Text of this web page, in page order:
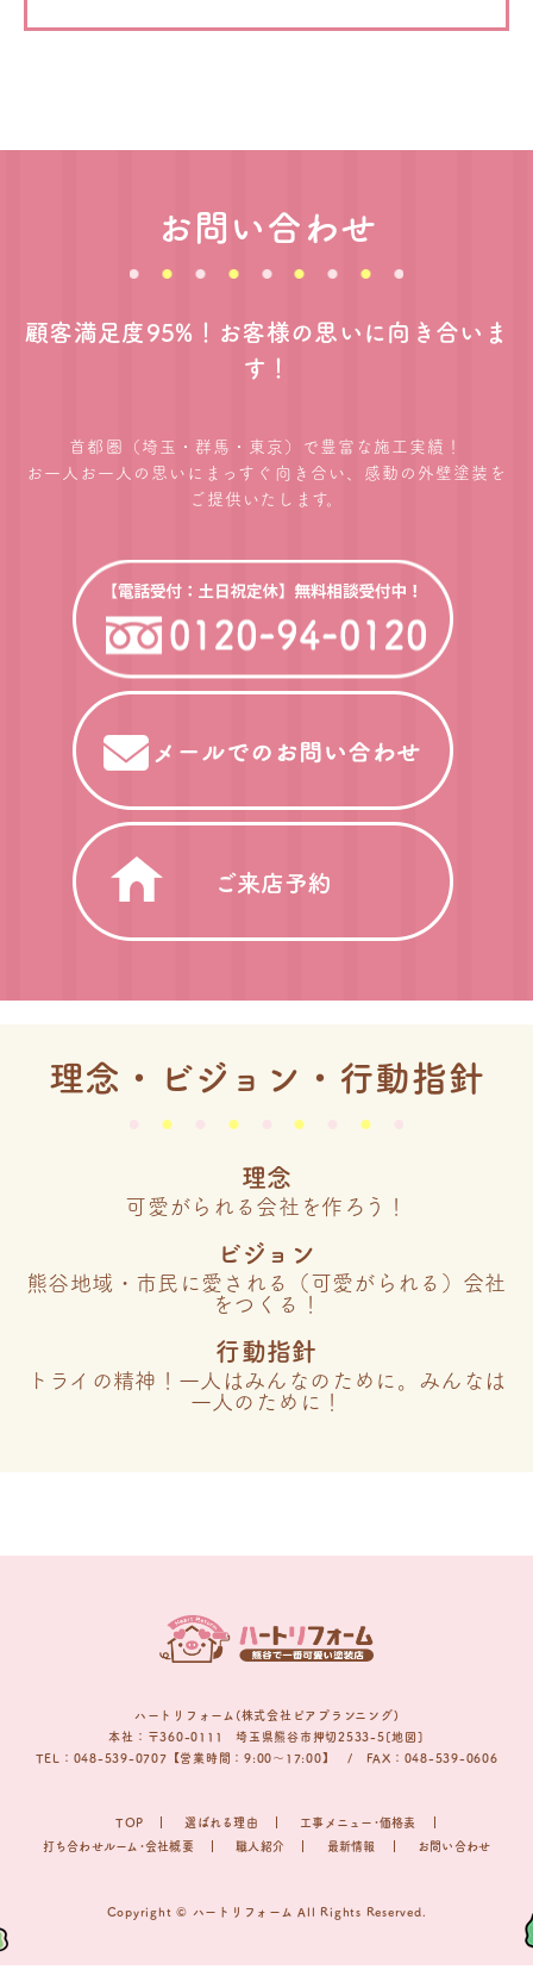
お問い合わせ
顧客満足度95%！お客様の思いに向き合いま
す！
首都圏（埼玉・群馬・東京）で豊富な施工実績！
お一人お一人の思いにまっすぐ向き合い、感動の外壁塗装を
ご提供いたします。
理念・ビジョン・行動指針
理念
可愛がられる会社を作ろう！
ビジョン
熊谷地域・市民に愛される（可愛がられる）会社
をつくる！
行動指針
トライの精神！一人はみんなのために。みんなは
一人のために！
ハートリフォーム(株式会社ピアプランニング)
本社：〒360-0111 埼玉県熊谷市押切2533-5[地図]
TEL：048-539-0707【営業時間：9:00〜17:00】 / FAX：048-539-0606
TOP 選ばれる理由
工事メニュー･価格表
打ち合わせルーム･会社概要
職人紹介 最新情報 お問い合わせ
Copyright © ハートリフォーム All Rights Reserved.